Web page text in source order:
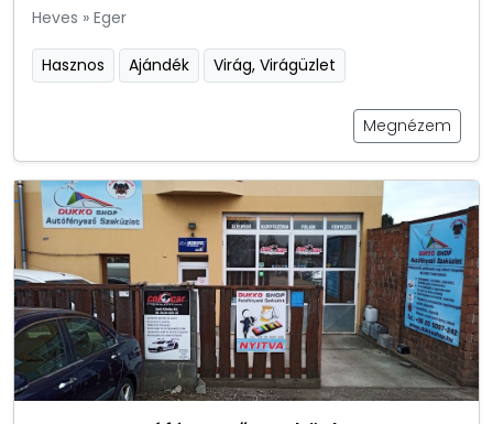
Heves » Eger
Hasznos Ajándék Virág, Virágüzlet
Megnézem